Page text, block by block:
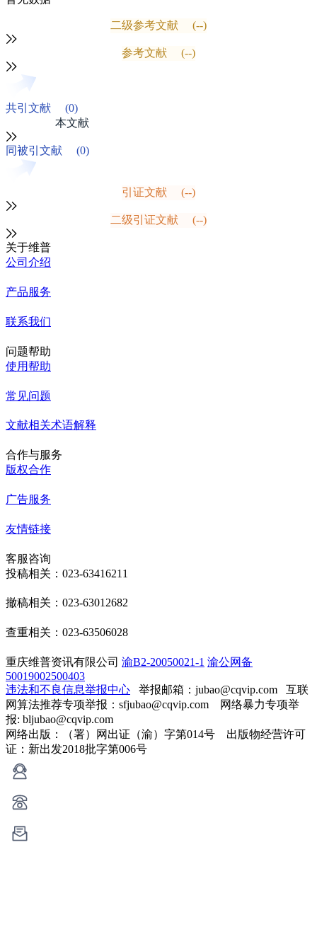
二级参考文献 (--)
参考文献 (--)
共引文献
(0)
本文献
同被引文献 (0)
引证文献 (--)
二级引证文献 (--)
关于维普
公司介绍
产品服务
联系我们
问题帮助
使用帮助
常见问题
文献相关术语解释
合作与服务
版权合作
广告服务
友情链接
客服咨询
投稿相关：023-63416211
撤稿相关：023-63012682
查重相关：023-63506028
重庆维普资讯有限公司 渝B2-20050021-1 渝公网备
50019002500403
违法和不良信息举报中心 举报邮箱：jubao@cqvip.com 互联
网算法推荐专项举报：sfjubao@cqvip.com 网络暴力专项举
报: bljubao@cqvip.com
网络出版：（署）网出证（渝）字第014号 出版物经营许可
证：新出发2018批字第006号